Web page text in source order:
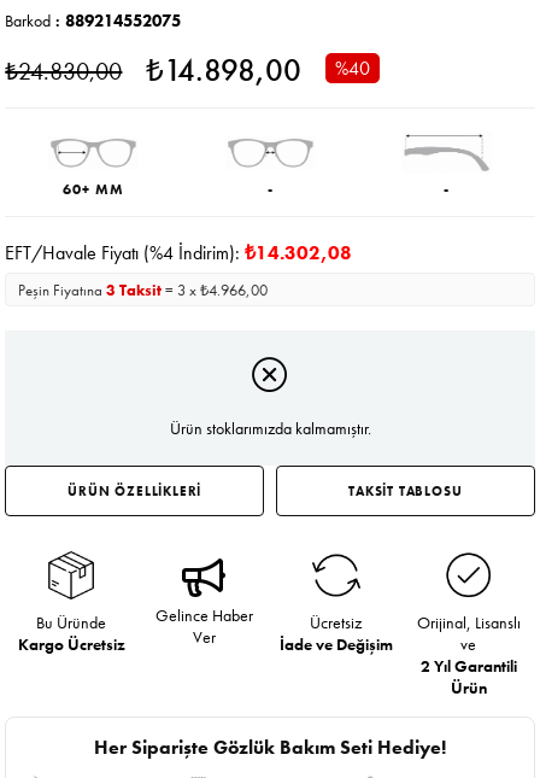
Barkod : 889214552075
₺24.830,00 ₺14.898,00 %40
60+ MM - -
EFT/Havale Fiyatı (%4 İndirim):₺14.302,08
Peşin Fiyatına3 Taksit= 3 x ₺4.966,00
Ürün stoklarımızda kalmamıştır.
ÜRÜN ÖZELLİKLERİ TAKSİT TABLOSU
Bu Üründe
Kargo Ücretsiz
Gelince Haber
Ver
Ücretsiz
İade ve Değişim
Orijinal, Lisanslı
ve
2 Yıl Garantili
Ürün
Her Siparişte Gözlük Bakım Seti Hediye!